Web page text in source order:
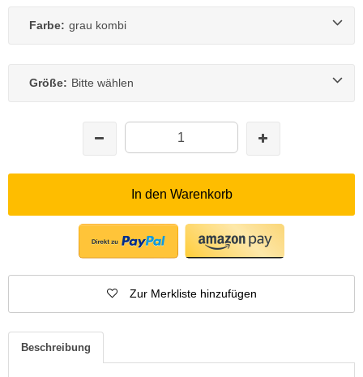
Farbe: grau kombi
Größe: Bitte wählen
In den Warenkorb
Zur Merkliste hinzufügen
Beschreibung